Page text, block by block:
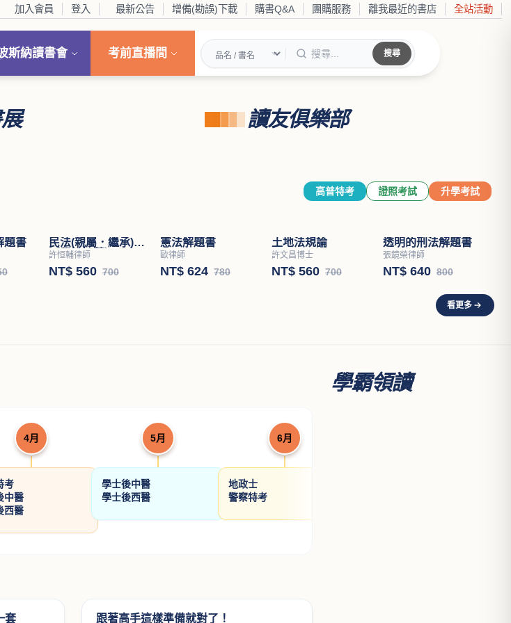
加入會員 登入 最新公告 增備(勘誤)下載 購書Q&A 團購服務 離我最近的書店 全站活動
波斯納讀書會 考前直播間 搜尋
讀友俱樂部
高普特考 證照考試 升學考試
題書
民法(親屬．繼承)
（學說論著）
許恒輔律師
NT$ 560 700
憲法解題書
歐律師
NT$ 624 780
土地法規論
許文昌博士
NT$ 560 700
透明的刑法解題書
張鏡榮律師
NT$ 640 800
看更多
4月 5月 6月
考
中醫
西醫
學士後中醫
學士後西醫
地政士
警察特考
套 跟著高手這樣準備就對了！
學霸領讀